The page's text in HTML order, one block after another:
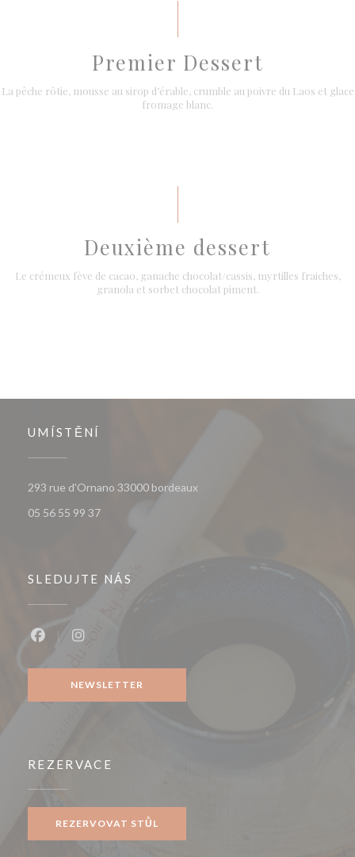
Premier Dessert
La pêche rôtie, mousse au sirop d’érable, crumble au poivre du Laos et glace
fromage blanc.
Deuxième dessert
Le crémeux fève de cacao, ganache chocolat/cassis, myrtilles fraiches,
granola et sorbet chocolat piment.
UMÍSTĚNÍ
293 rue d'Ornano 33000 bordeaux((otevře se v novém okně))
05 56 55 99 37
SLEDUJTE NÁS
NEWSLETTER
REZERVACE
REZERVOVAT STŮL